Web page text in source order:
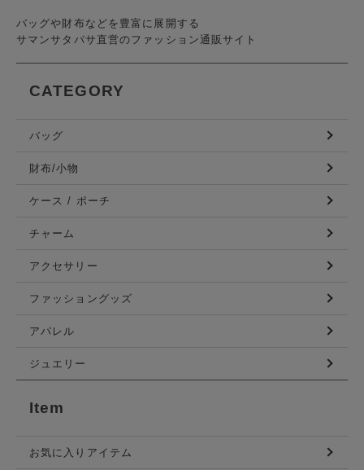
バッグや財布などを豊富に展開する
サマンサタバサ直営のファッション通販サイト
CATEGORY
バッグ
財布/小物
ケース / ポーチ
チャーム
アクセサリー
ファッショングッズ
アパレル
ジュエリー
Item
お気に入りアイテム